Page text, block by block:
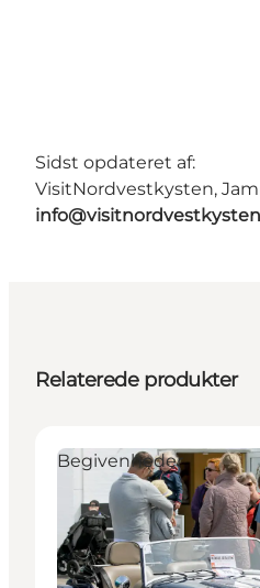
Sidst opdateret af:
VisitNordvestkysten,
Relaterede produkter
Begivenheder